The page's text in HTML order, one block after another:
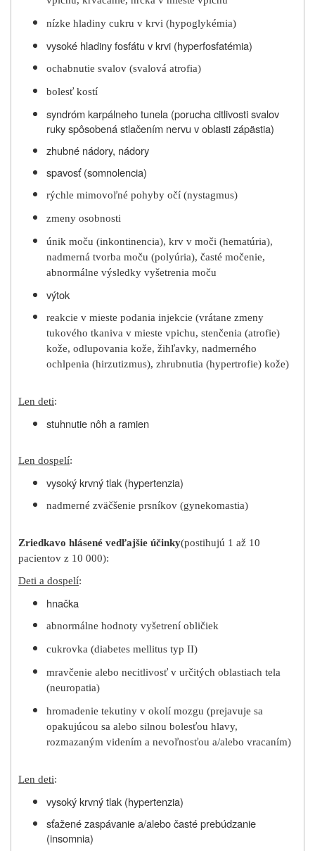
nízke hladiny cukru v krvi (hypoglykémia)
vysoké hladiny fosfátu v krvi (hyperfosfatémia)
ochabnutie svalov (svalová atrofia)
bolesť kostí
syndróm karpálneho tunela (porucha citlivosti svalov
ruky spôsobená stlačením nervu v oblasti zápästia)
zhubné nádory, nádory
spavosť (somnolencia)
rýchle mimovoľné pohyby očí (nystagmus)
zmeny osobnosti
únik moču (inkontinencia), krv v moči (hematúria),
nadmerná tvorba moču (polyúria), časté močenie,
abnormálne výsledky vyšetrenia moču
výtok
reakcie v mieste podania injekcie (vrátane zmeny
tukového tkaniva v mieste vpichu, stenčenia (atrofie)
kože, odlupovania kože, žihľavky, nadmerného
ochlpenia (hirzutizmus), zhrubnutia (hypertrofie) kože)
Len deti:
stuhnutie nôh a ramien
Len dospelí:
vysoký krvný tlak (hypertenzia)
nadmerné zväčšenie prsníkov (gynekomastia)
Zriedkavo hlásené vedľajšie účinky(postihujú 1 až 10
pacientov z 10 000):
Deti a dospelí:
hnačka
abnormálne hodnoty vyšetrení obličiek
cukrovka (diabetes mellitus typ II)
mravčenie alebo necitlivosť v určitých oblastiach tela
(neuropatia)
hromadenie tekutiny v okolí mozgu (prejavuje sa
opakujúcou sa alebo silnou bolesťou hlavy,
rozmazaným videním a nevoľnosťou a/alebo vracaním)
Len deti:
vysoký krvný tlak (hypertenzia)
sťažené zaspávanie a/alebo časté prebúdzanie
(insomnia)